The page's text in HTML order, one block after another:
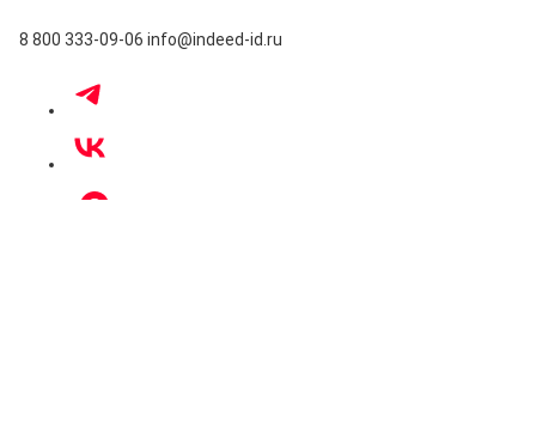
8 800 333-09-06 info@indeed-id.ru